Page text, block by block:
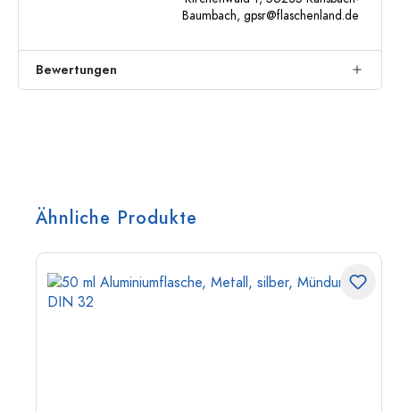
Baumbach, gpsr@flaschenland.de
Bewertungen
Ähnliche Produkte